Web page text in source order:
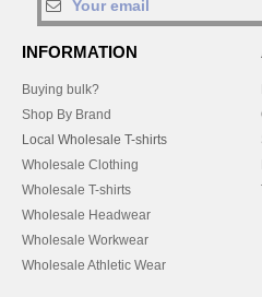
INFORMATION
Buying bulk?
Shop By Brand
Local Wholesale T-shirts
Wholesale Clothing
Wholesale T-shirts
Wholesale Headwear
Wholesale Workwear
Wholesale Athletic Wear